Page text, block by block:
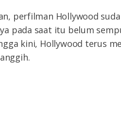
perfilman Hollywood
pada saat itu belum
kini, Hollywood terus